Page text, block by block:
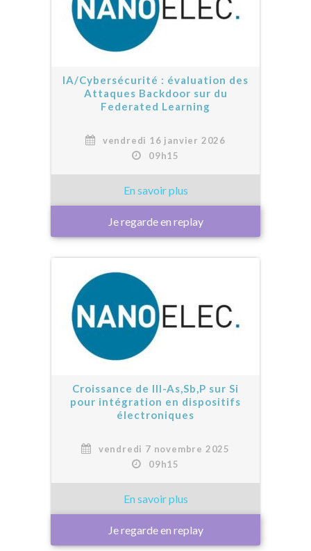
IA/Cybersécurité : évaluation des
Attaques Backdoor sur du
Federated Learning
vendredi 16 janvier 2026
09h15
Je regarde en replay
Croissance de III-As,Sb,P sur Si
pour intégration en dispositifs
électroniques
vendredi 7 novembre 2025
09h15
Je regarde en replay